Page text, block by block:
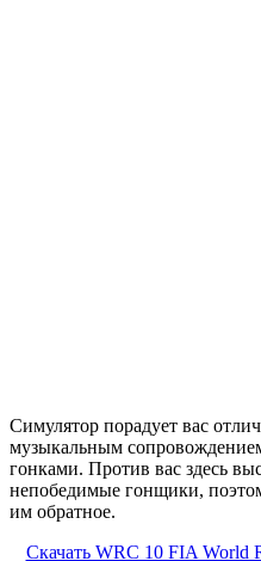
Симулятор порадует вас
музыкальным
гонками. Против вас здесь
непобедимые гонщики,
им обратное.
Скачать WRC 10 FIA World